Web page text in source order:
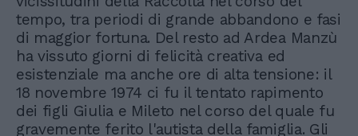
tempo, tra periodi di grande abbandono e fasi
di maggior fortuna. Del resto ad Ardea Manzù
ha vissuto giorni di felicità creativa ed
esistenziale ma anche ore di alta tensione: il
18 novembre 1974 ci fu il tentato rapimento
dei figli Giulia e Mileto nel corso del quale fu
gravemente ferito l'autista della famiglia. Gli